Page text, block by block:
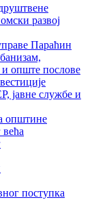
развој
Параћин
опште послове
јавне службе и
општине
поступка